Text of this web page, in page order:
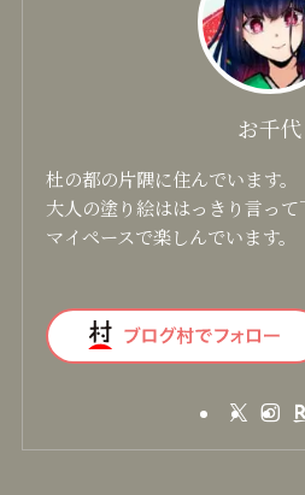
お千代
杜の都の片隅に住んでいます。
大人の塗り絵ははっきり言って
マイペースで楽しんでいます。